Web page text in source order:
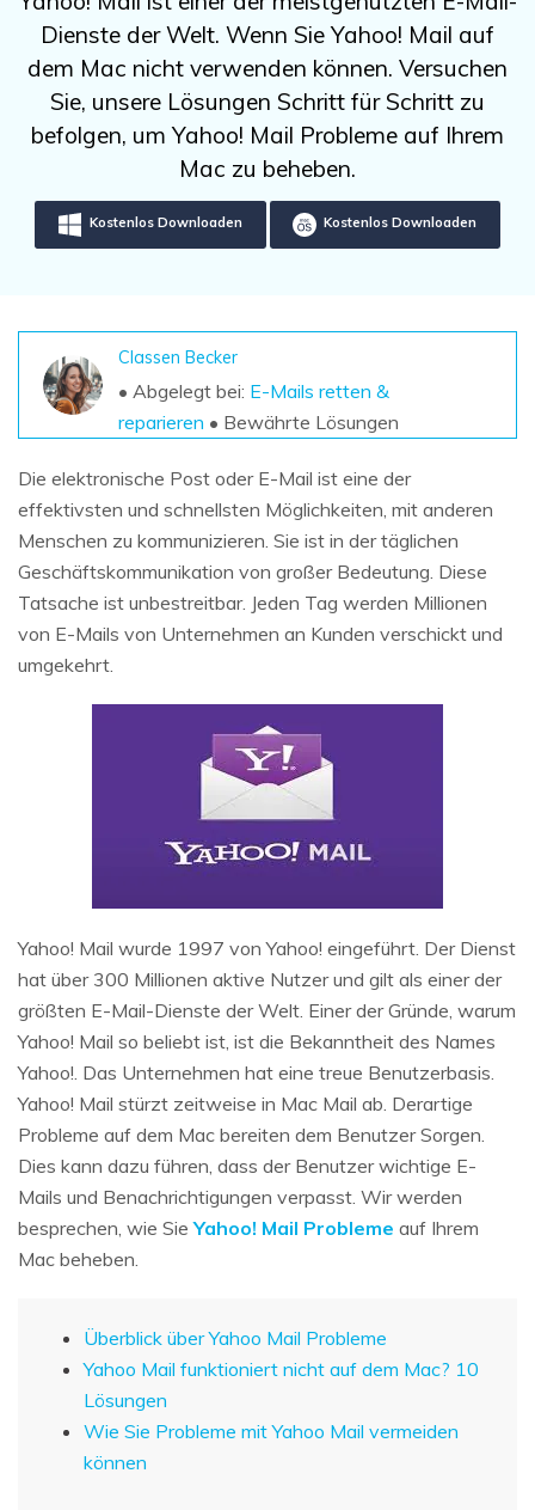
Unbegrenzte Daten vom Mac-System
wiederherstellen
Kostenlos Testen
Recoverit kostenlos
Verlorene/gel?schte Daten kostenlos
wiederherstellen
Weitere Produkte
Datenverlust-Szenarien
ALLE FUNKTIONEN ENTDECKEN
Sign In
search
Dienste der Welt. Wenn Sie Yahoo! Mail auf
dem Mac nicht verwenden können. Versuchen
Sie, unsere Lösungen Schritt für Schritt zu
befolgen, um Yahoo! Mail Probleme auf Ihrem
Mac zu beheben.
Kostenlos Downloaden Kostenlos Downloaden
Classen Becker
• Abgelegt bei: E-Mails retten &
reparieren • Bewährte Lösungen
Die elektronische Post oder E-Mail ist eine der
effektivsten und schnellsten Möglichkeiten, mit anderen
Menschen zu kommunizieren. Sie ist in der täglichen
Geschäftskommunikation von großer Bedeutung. Diese
Tatsache ist unbestreitbar. Jeden Tag werden Millionen
von E-Mails von Unternehmen an Kunden verschickt und
umgekehrt.
Yahoo! Mail wurde 1997 von Yahoo! eingeführt. Der Dienst
hat über 300 Millionen aktive Nutzer und gilt als einer der
größten E-Mail-Dienste der Welt. Einer der Gründe, warum
Yahoo! Mail so beliebt ist, ist die Bekanntheit des Names
Yahoo!. Das Unternehmen hat eine treue Benutzerbasis.
Yahoo! Mail stürzt zeitweise in Mac Mail ab. Derartige
Probleme auf dem Mac bereiten dem Benutzer Sorgen.
Dies kann dazu führen, dass der Benutzer wichtige E-
Mails und Benachrichtigungen verpasst. Wir werden
besprechen, wie SieYahoo! Mail Probleme auf Ihrem
Mac beheben.
Überblick über Yahoo Mail Probleme
Yahoo Mail funktioniert nicht auf dem Mac? 10
Lösungen
Wie Sie Probleme mit Yahoo Mail vermeiden
können